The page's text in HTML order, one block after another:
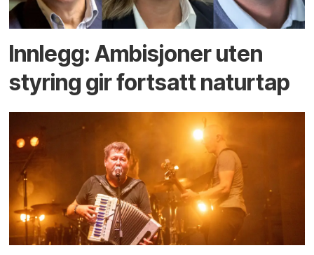
Innlegg: Ambisjoner uten
styring gir fortsatt naturtap